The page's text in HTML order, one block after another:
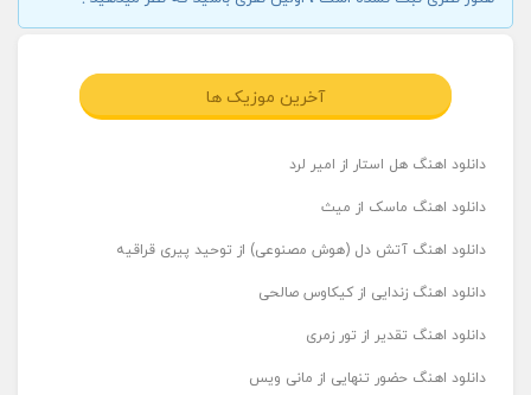
آخرین موزیک ها
دانلود اهنگ هل استار از امیر لرد
دانلود اهنگ ماسک از میث
دانلود اهنگ آتش دل (هوش مصنوعی) از توحید پیری قراقیه
دانلود اهنگ زندایی از کیکاوس صالحی
دانلود اهنگ تقدیر از تور زمری
دانلود اهنگ حضور تنهایی از مانی ویس